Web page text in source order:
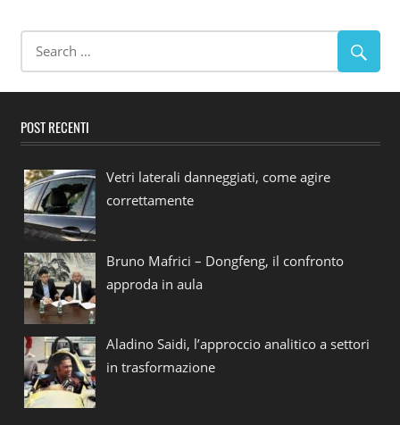
POST RECENTI
Vetri laterali danneggiati, come agire
correttamente
Bruno Mafrici – Dongfeng, il confronto
approda in aula
Aladino Saidi, l’approccio analitico a settori
in trasformazione